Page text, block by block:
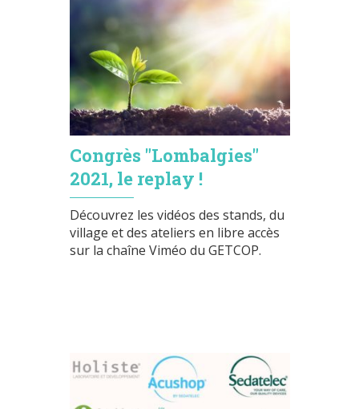
Congrès "Lombalgies"
2021, le replay !
Découvrez les vidéos des stands, du
village et des ateliers en libre accès
sur la chaîne Viméo du GETCOP.